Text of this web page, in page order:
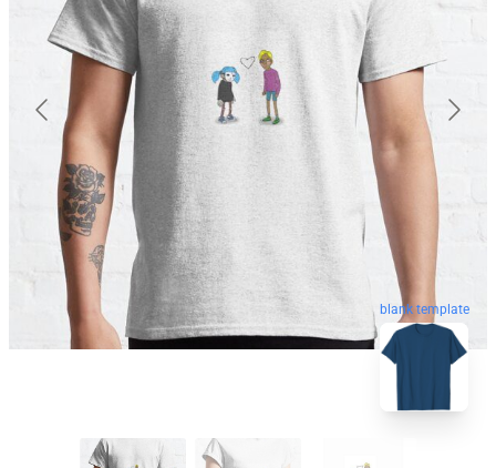
blank template